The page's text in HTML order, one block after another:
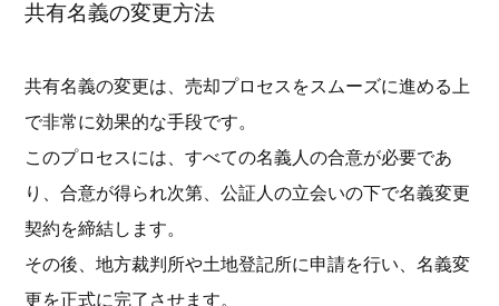
共有名義の変更方法
共有名義の変更は、売却プロセスをスムーズに進める上
で非常に効果的な手段です。
このプロセスには、すべての名義人の合意が必要であ
り、合意が得られ次第、公証人の立会いの下で名義変更
契約を締結します。
その後、地方裁判所や土地登記所に申請を行い、名義変
更を正式に完了させます。